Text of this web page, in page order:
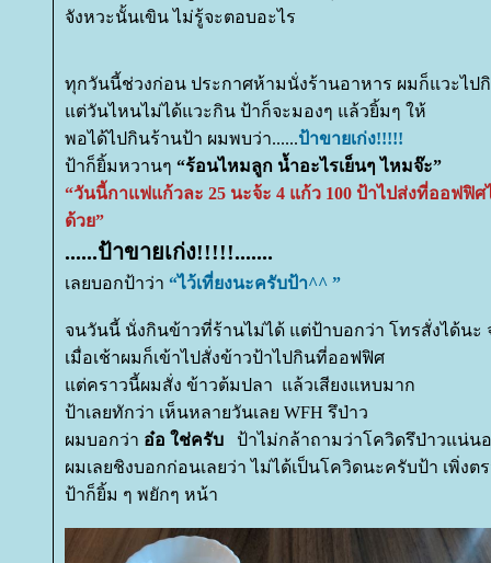
จังหวะนั้นเขิน ไม่รู้จะตอบอะไร
ทุกวันนี้ช่วงก่อน ประกาศห้ามนั่งร้านอาหาร ผมก็แวะไป
ต่วันไหนไม่ได้แวะกิน ป้าก็จะมองๆ แล้วยิ้มๆ ให้
พอได้ไปกินร้านป้า ผมพบว่า......ป้าขายเก่ง!!!!!
ป้าก็ยิ้มหวานๆ “ร้อนไหมลูก น้ำอะไรเย็นๆ ไหมจ๊ะ”
“วันนี้กาแฟแก้วละ 25 นะจ้ะ 4 แก้ว 100 ป้าไปส่งที่ออฟฟิ
ด้วย”
......ป้าขายเก่ง!!!!!.......
เลยบอกป้าว่า “ไว้เที่ยงนะครับป้า^^ ”
จนวันนี้ นั่งกินข้าวที่ร้านไม่ได้ แต่ป้าบอกว่า โทรสั่งได้นะ
เมื่อเช้าผมก็เข้าไปสั่งข้าวป้าไปกินที่ออฟฟิศ
ต่คราวนี้ผมสั่ง ข้าวต้มปลา แล้วเสียงแหบมาก
ป้าเลยทักว่า เห็นหลายวันเลย WFH รึป่าว
ผมบอกว่า อ๋อ ใช่ครับ ป้าไม่กล้าถามว่าโควิดรึป่าวแน่นอ
ผมเลยชิงบอกก่อนเลยว่า ไม่ได้เป็นโควิดนะครับป้า เพิ่งต
ป้าก็ยิ้ม ๆ พยักๆ หน้า